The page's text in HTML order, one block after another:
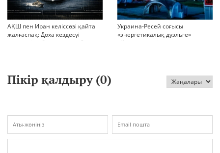
АҚШ пен Иран келіссөзі қайта
жалғаспақ: Доха кездесуі
шиеленісті бәсеңдете ме?
Украина-Ресей соғысы
«энергетикалық дуэльге»
айналып кетті
Пікір қалдыру (0)